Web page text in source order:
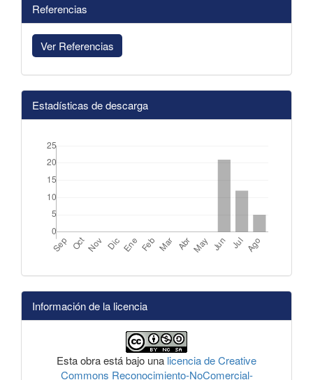
Referencias
Ver Referencias
Estadísticas de descarga
Información de la licencia
Esta obra está bajo una licencia de Creative
Commons Reconocimiento-NoComercial-